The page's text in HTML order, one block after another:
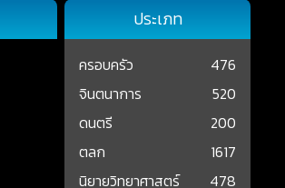
ประเภท
ครอบครัว
476
จินตนาการ
520
ดนตรี
200
ตลก
1617
นิยายวิทยาศาสตร์
478